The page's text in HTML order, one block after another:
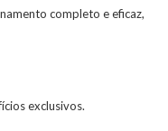
completo e eficaz,
exclusivos.